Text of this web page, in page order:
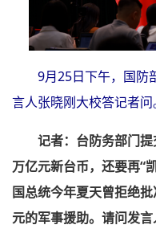
9月25日下午，国防
言人张晓刚大校答记者
记者：台防务部门
万亿元新台币，还要再“
国总统今年夏天曾拒绝
元的军事援助。请问发言